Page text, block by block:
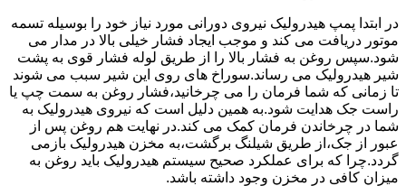
در ابتدا پمپ هیدرولیک نیروی دورانی مورد نیاز خود را بوسیله تسمه
موتور دریافت می کند و موجب ایجاد فشار خیلی بالا در مدار می
شود.سپس روغن به فشار بالا را از طریق لوله فشار قوی به پشت
شیر هیدرولیک می رساند.سوراخ های روی این شیر سبب می شوند
تا زمانی که شما فرمان را می چرخانید،فشار روغن به سمت چپ یا
راست جک هدایت شود.به همین دلیل است که نیروی هیدرولیک به
شما در چرخاندن فرمان کمک می کند.در نهایت هم روغن پس از
عبور از جک،از طریق شیلنگ برگشت،به مخزن هیدرولیک بازمی
گردد.چرا که برای عملکرد صحیح سیستم هیدرولیک باید روغن به
میزان کافی در مخزن وجود داشته باشد.